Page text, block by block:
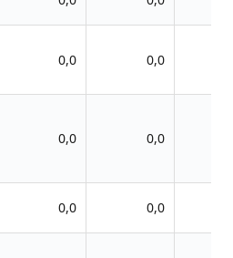
0,0 0,0
0,0 0,0
0,0 0,0